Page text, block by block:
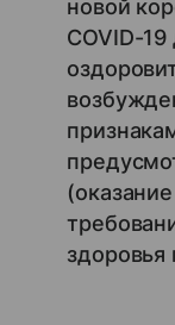
новой
COVID-
здоровья